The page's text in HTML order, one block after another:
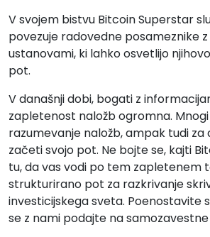
V svojem bistvu Bitcoin Superstar
povezuje radovedne posameznike
ustanovami, ki lahko osvetlijo
pot.
V današnji dobi, bogati z
zapletenost naložb ogromna.
razumevanje naložb, ampak tudi za
začeti svojo pot. Ne bojte se, kajti
tu, da vas vodi po tem zapletenem
strukturirano pot za razkrivanje
investicijskega sveta. Poenostavite
se z nami podajte na